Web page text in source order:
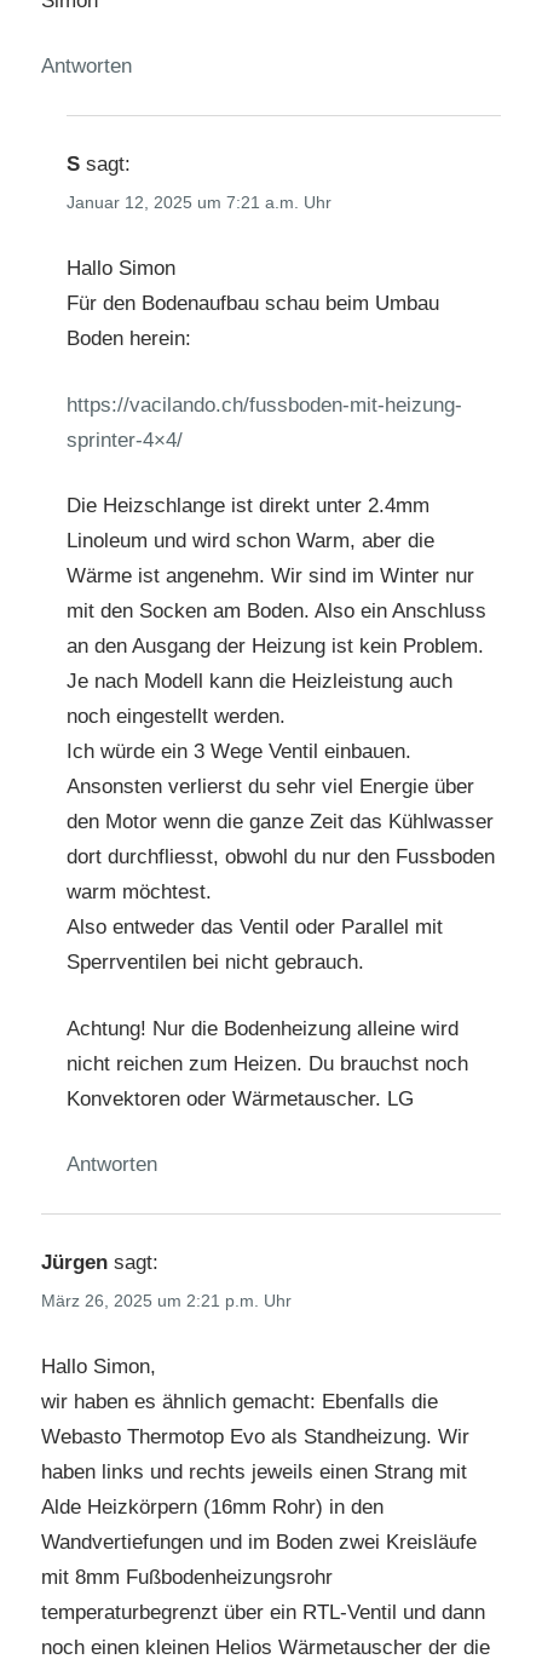
Antworten
S sagt:
Januar 12, 2025 um 7:21 a.m. Uhr
Hallo Simon
Für den Bodenaufbau schau beim Umbau
Boden herein:
https://vacilando.ch/fussboden-mit-heizung-
sprinter-4×4/
Die Heizschlange ist direkt unter 2.4mm
Linoleum und wird schon Warm, aber die
Wärme ist angenehm. Wir sind im Winter nur
mit den Socken am Boden. Also ein Anschluss
an den Ausgang der Heizung ist kein Problem.
Je nach Modell kann die Heizleistung auch
noch eingestellt werden.
Ich würde ein 3 Wege Ventil einbauen.
Ansonsten verlierst du sehr viel Energie über
den Motor wenn die ganze Zeit das Kühlwasser
dort durchfliesst, obwohl du nur den Fussboden
warm möchtest.
Also entweder das Ventil oder Parallel mit
Sperrventilen bei nicht gebrauch.
Achtung! Nur die Bodenheizung alleine wird
nicht reichen zum Heizen. Du brauchst noch
Konvektoren oder Wärmetauscher. LG
Antworten
Jürgen sagt:
März 26, 2025 um 2:21 p.m. Uhr
Hallo Simon,
wir haben es ähnlich gemacht: Ebenfalls die
Webasto Thermotop Evo als Standheizung. Wir
haben links und rechts jeweils einen Strang mit
Alde Heizkörpern (16mm Rohr) in den
Wandvertiefungen und im Boden zwei Kreisläufe
mit 8mm Fußbodenheizungsrohr
temperaturbegrenzt über ein RTL-Ventil und dann
noch einen kleinen Helios Wärmetauscher der die